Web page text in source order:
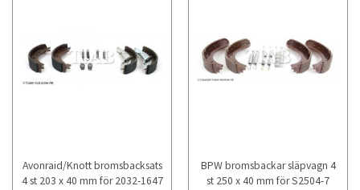
Avonraid/Knott bromsbacksats
4 st 203 x 40 mm för 2032-1647
BPW bromsbackar släpvagn 4
st 250 x 40 mm för S2504-7